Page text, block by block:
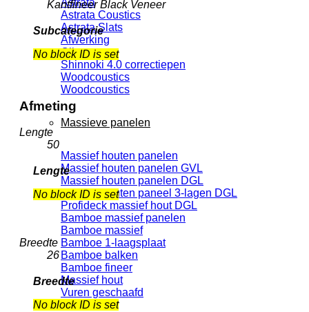
Astrata
Astrata Coustics
Astrata Slats
Afwerking
Olie
Shinnoki 4.0 correctiepen
Woodcoustics
Woodcoustics
Massieve panelen
Massief houten panelen
Massief houten panelen GVL
Massief houten panelen DGL
Massief houten paneel 3-lagen DGL
Profideck massief hout DGL
Bamboe massief panelen
Bamboe massief
Bamboe 1-laagsplaat
Bamboe balken
Bamboe fineer
Massief hout
Vuren geschaafd
Kantfineer Black Veneer
Subcategorie
No block ID is set
Afmeting
Lengte
50
Lengte
No block ID is set
Breedte
26
Breedte
No block ID is set